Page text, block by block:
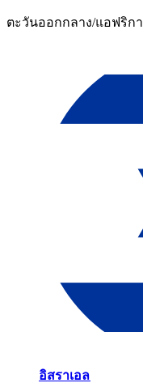
ตะวันออกกลาง/แอฟริกา​​
อิสราเอล​​